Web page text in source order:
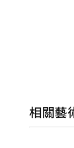
相關藝